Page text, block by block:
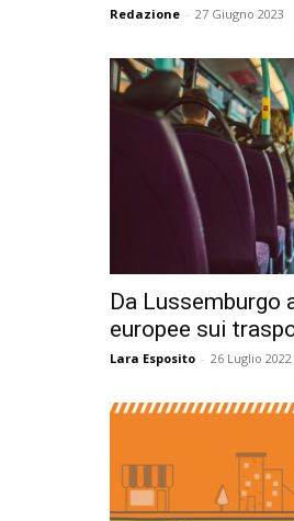
Redazione - 27 Giugno 2023
Da Lussemburgo
europee sui
Lara Esposito - 26 Luglio 2022